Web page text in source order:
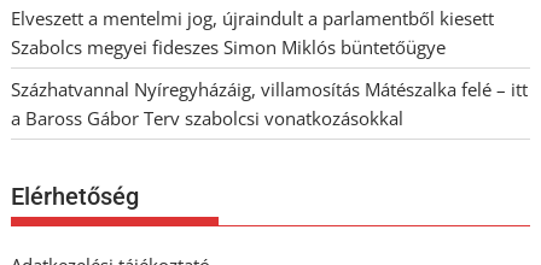
Elveszett a mentelmi jog, újraindult a parlamentből kiesett
Szabolcs megyei fideszes Simon Miklós büntetőügye
Százhatvannal Nyíregyházáig, villamosítás Mátészalka felé – itt
a Baross Gábor Terv szabolcsi vonatkozásokkal
Elérhetőség